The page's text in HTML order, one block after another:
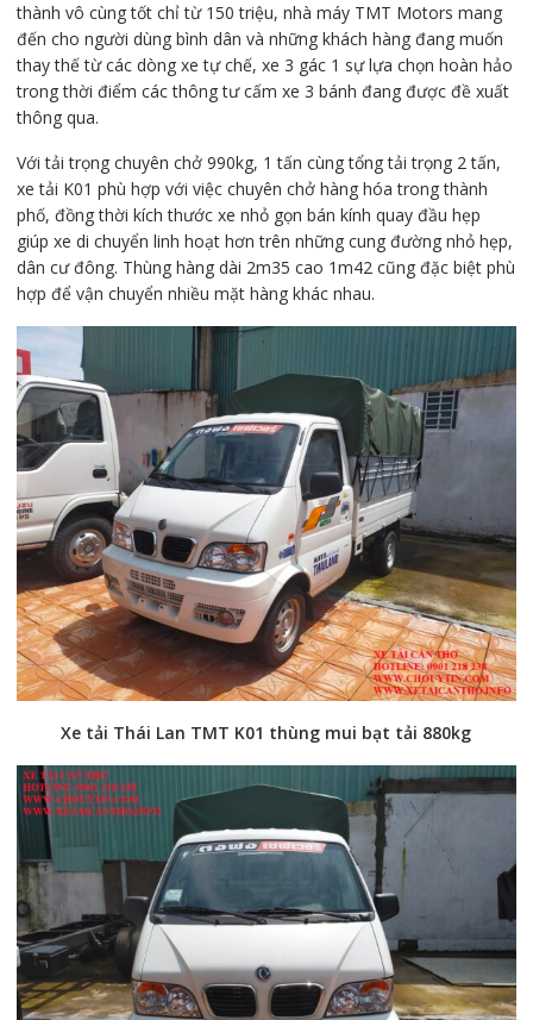
thành vô cùng tốt chỉ từ 150 triệu, nhà máy TMT Motors mang
đến cho người dùng bình dân và những khách hàng đang muốn
thay thế từ các dòng xe tự chế, xe 3 gác 1 sự lựa chọn hoàn hảo
trong thời điểm các thông tư cấm xe 3 bánh đang được đề xuất
thông qua.
Với tải trọng chuyên chở 990kg, 1 tấn cùng tổng tải trọng 2 tấn,
xe tải K01 phù hợp với việc chuyên chở hàng hóa trong thành
phố, đồng thời kích thước xe nhỏ gọn bán kính quay đầu hẹp
giúp xe di chuyển linh hoạt hơn trên những cung đường nhỏ hẹp,
dân cư đông. Thùng hàng dài 2m35 cao 1m42 cũng đặc biệt phù
hợp để vận chuyển nhiều mặt hàng khác nhau.
Xe tải Thái Lan TMT K01 thùng mui bạt tải 880kg